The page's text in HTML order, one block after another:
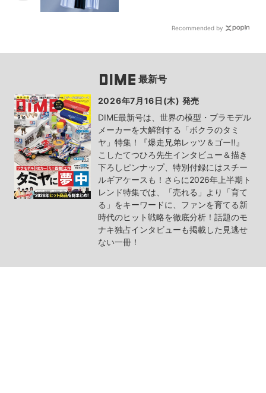
Recommended by
最新号
2026年7月16日(木) 発売
DIME最新号は、世界の模型・プラモデル
メーカーを大解剖する「ボクラのタミ
ヤ」特集！『爆走兄弟レッツ＆ゴー!!』
こしたてつひろ先生インタビュー＆描き
下ろしピンナップ、特別付録にはスチー
ルギアケースも！さらに2026年上半期ト
レンド特集では、「売れる」より「育て
る」をキーワードに、ファンを育てる新
時代のヒット戦略を徹底分析！話題のモ
ナキ独占インタビューも掲載した見逃せ
ない一冊！